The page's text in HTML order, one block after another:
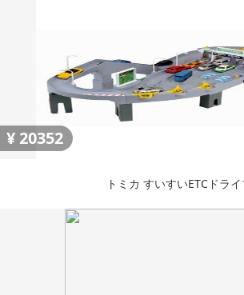
¥ 20352
トミカ すいすいETCドラ